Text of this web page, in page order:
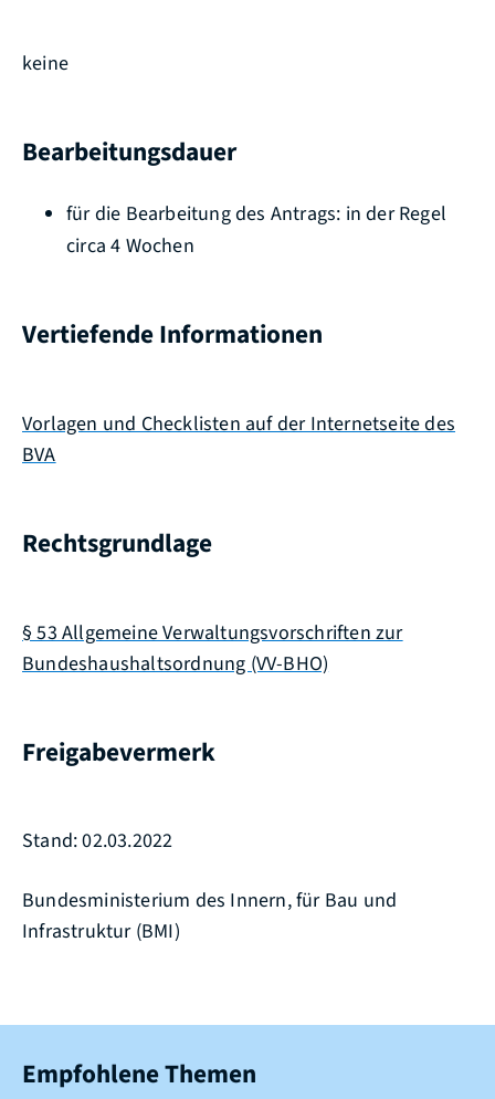
keine
Bearbeitungsdauer
für die Bearbeitung des Antrags: in der Regel
circa 4 Wochen
Vertiefende Informationen
Vorlagen und Checklisten auf der Internetseite des
BVA
Rechtsgrundlage
§ 53 Allgemeine Verwaltungsvorschriften zur
Bundeshaushaltsordnung (VV-BHO)
Freigabevermerk
Stand: 02.03.2022
Bundesministerium des Innern, für Bau und
Infrastruktur (BMI)
Empfohlene Themen